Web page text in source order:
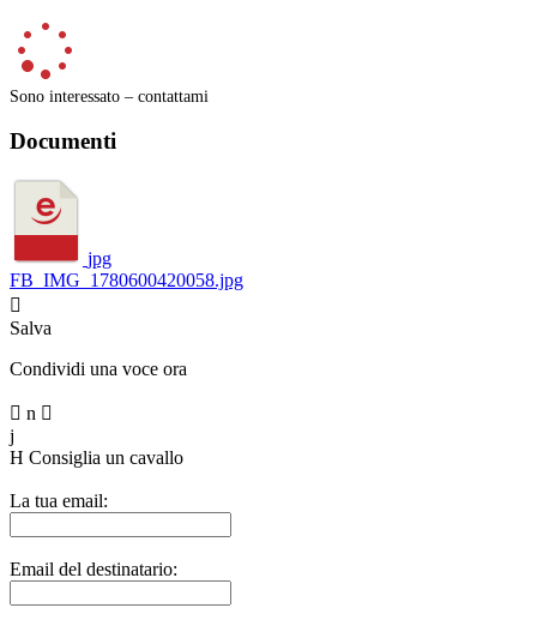
Sono interessato – contattami
Documenti
jpg
FB_IMG_1780600420058.jpg

Salva
Condividi una voce ora
 n 
j
H Consiglia un cavallo
La tua email:
Email del destinatario: